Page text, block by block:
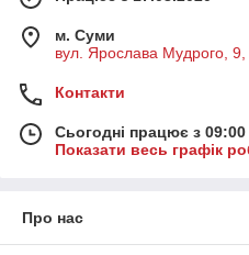
м. Суми
вул. Ярослава Мудрого,
Контакти
Сьогодні працює з
Показати весь графік
Про нас